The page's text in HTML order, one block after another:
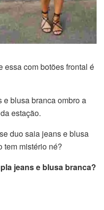
essa com botões frontal é
e blusa branca ombro a
estação.
duo saia jeans e blusa
tem mistério né?
jeans e blusa branca?